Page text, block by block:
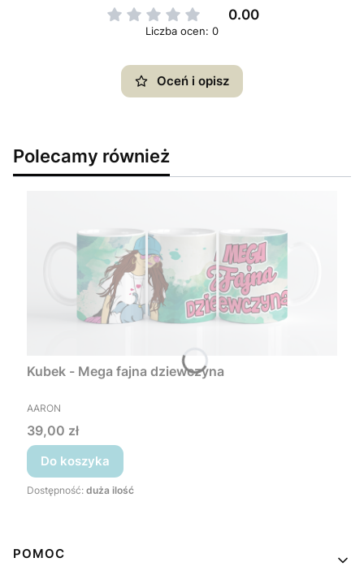
0.00
Liczba ocen: 0
Oceń i opisz
Polecamy również
Kubek - Mega fajna dziewczyna
PRODUCENT
AARON
Cena
39,00 zł
Do koszyka
Dostępność: duża ilość
Linki w stopce
POMOC